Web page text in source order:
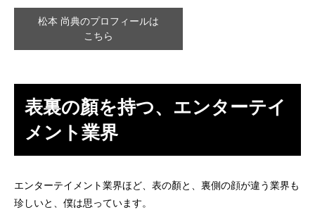
松本 尚典のプロフィールは
こちら
表裏の顏を持つ、エンターテイ
メント業界
エンターテイメント業界ほど、表の顏と、裏側の顔が違う業界も
珍しいと、僕は思っています。